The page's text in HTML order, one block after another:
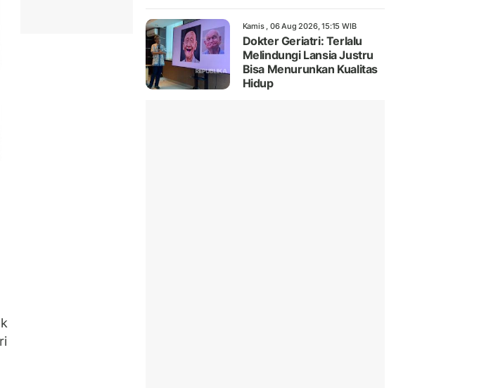
Kamis , 06 Aug 2026, 15:15 WIB
Dokter Geriatri: Terlalu
Melindungi Lansia Justru
Bisa Menurunkan Kualitas
Hidup